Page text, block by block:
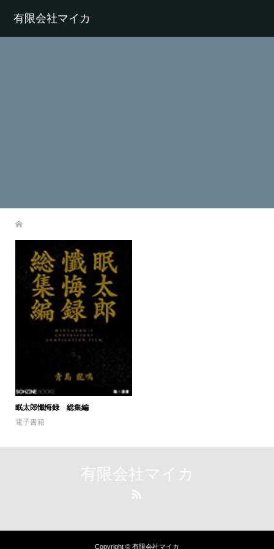
有限会社マイカ
眠太郎懺悔録 総集編
電子書籍
有限会社マイカ
Copyright © 有限会社マイカ